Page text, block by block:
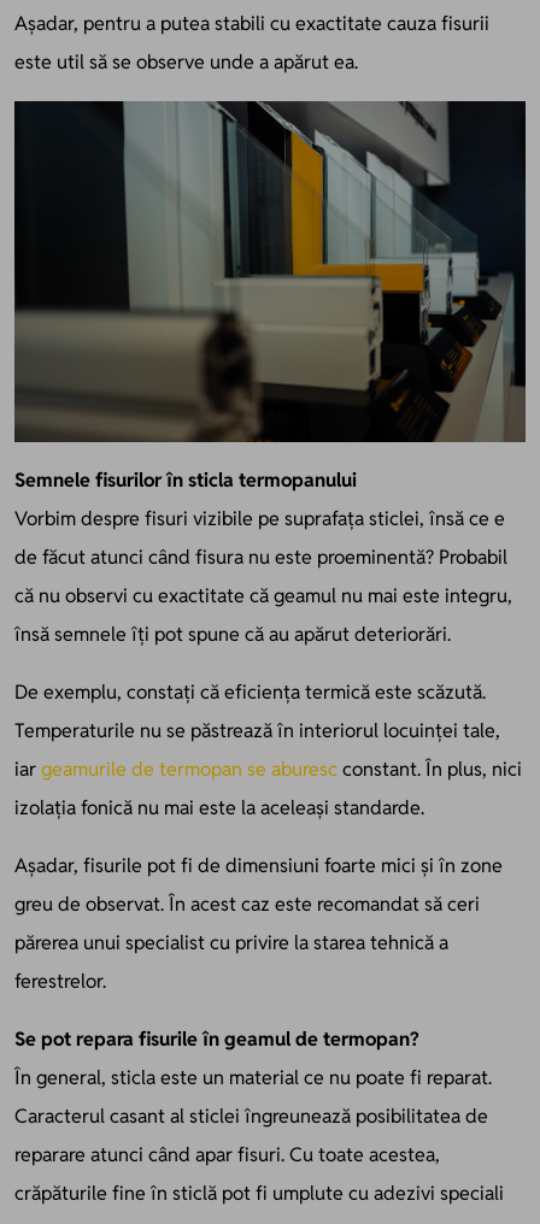
Așadar, pentru a putea stabili cu exactitate cauza fisurii
este util să se observe unde a apărut ea.
Semnele fisurilor în sticla termopanului
Vorbim despre fisuri vizibile pe suprafața sticlei, însă ce e
de făcut atunci când fisura nu este proeminentă? Probabil
că nu observi cu exactitate că geamul nu mai este integru,
însă semnele îți pot spune că au apărut deteriorări.
De exemplu, constați că eficiența termică este scăzută.
Temperaturile nu se păstrează în interiorul locuinței tale,
iargeamurile de termopan se aburesc constant. În plus, nici
izolația fonică nu mai este la aceleași standarde.
Așadar, fisurile pot fi de dimensiuni foarte mici și în zone
greu de observat. În acest caz este recomandat să ceri
părerea unui specialist cu privire la starea tehnică a
ferestrelor.
Se pot repara fisurile în geamul de termopan?
În general, sticla este un material ce nu poate fi reparat.
Caracterul casant al sticlei îngreunează posibilitatea de
reparare atunci când apar fisuri. Cu toate acestea,
crăpăturile fine în sticlă pot fi umplute cu adezivi speciali